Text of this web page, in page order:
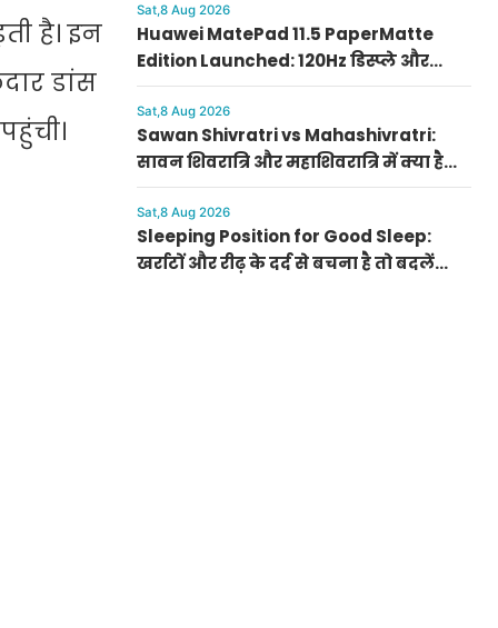
है। इन
डांस
सप्लायर
Sat,8 Aug 2026
Huawei MatePad 11.5 PaperMatte
Edition Launched: 120Hz डिस्प्ले और
10,100mAh बैटरी के साथ भारत में उपलब्ध,
देखें डिटेल्स
Sat,8 Aug 2026
Sawan Shivratri vs Mahashivratri:
सावन शिवरात्रि और महाशिवरात्रि में क्या है
अंतर? जानें पूजा का सही तरीका और महत्व
Sat,8 Aug 2026
Sleeping Position for Good Sleep:
खर्राटों और रीढ़ के दर्द से बचना है तो बदलें